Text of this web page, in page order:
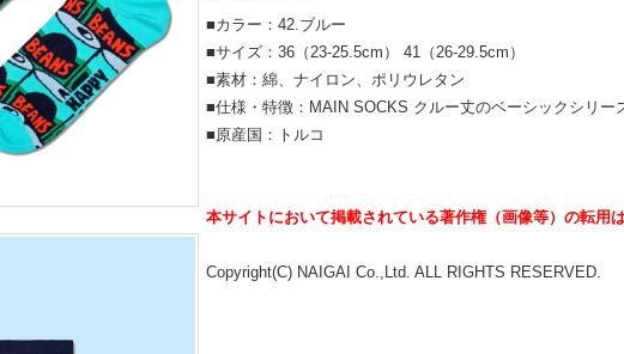
■カラー：42.ブルー
■サイズ：36（23-25.5cm） 41（26-29.5cm）
■素材：綿、ナイロン、ポリウレタン
■仕様・特徴：MAIN SOCKS クルー丈のベーシックシリー
■原産国：トルコ
本サイトにおいて掲載されている著作権（画像等）の転用
Copyright(C) NAIGAI Co.,Ltd. ALL RIGHTS RESERVED.